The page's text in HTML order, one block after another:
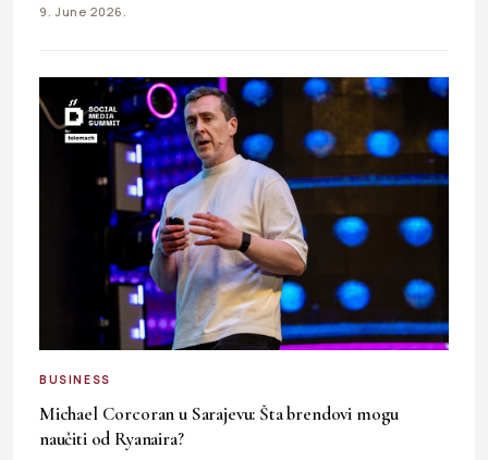
9. June 2026.
BUSINESS
Michael Corcoran u Sarajevu: Šta brendovi mogu
naučiti od Ryanaira?